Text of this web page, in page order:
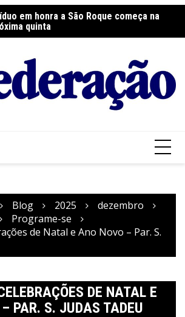
em honra a São Roque começa na
quinta
Blog 2025
dezembro
Programe-se
de Natal e Ano Novo – Par. S.
DE NATAL E
PAR. S. JUDAS TADEU